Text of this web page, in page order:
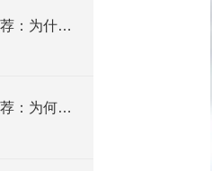
铁屑屑饼机生产厂家推荐：为什么恩派特是您的优选伙伴
铝屑屑饼机生产厂家推荐：为何恩派特成为金属回收行业的“隐形优选”？